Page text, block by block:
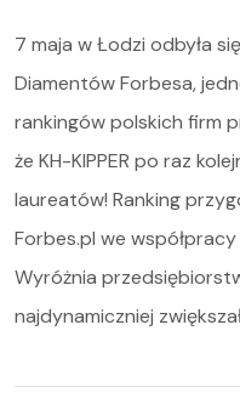
7 maja w Łodzi odbyła
Diamentów Forbesa,
rankingów polskich firm
że KH-KIPPER po raz
laureatów! Ranking
Forbes.pl we
Wyróżnia
najdynamiczniej